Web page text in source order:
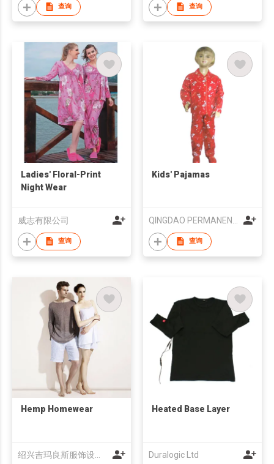
查询 查询
Ladies' Floral-Print
Night Wear
威志有限公司
查询
Kids' Pajamas
查询
Hemp Homewear Heated Base Layer
Duralogic Ltd